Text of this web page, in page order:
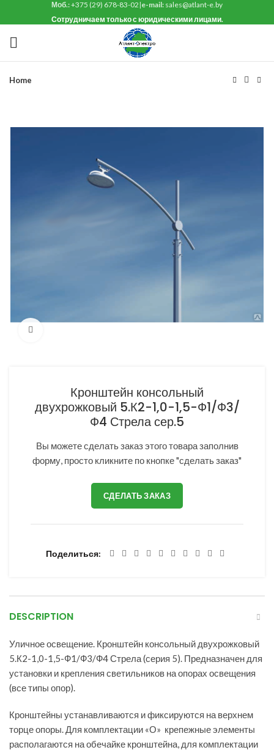
Моб.:+375 (29) 678-83-02 |e-mail: sales@atlant-e.by
Сотрудничаем только с юридическими лицами.
Home
Кронштейн консольный
двухрожковый 5.К2-1,0-1,5-Ф1/Ф3/
Ф4 Стрела сер.5
Вы можете сделать заказ этого товара заполнив
форму, просто кликните по кнопке "сделать заказ"
СДЕЛАТЬ ЗАКАЗ
Поделиться
DESCRIPTION
Уличное освещение. Кронштейн консольный двухрожковый
5.К2-1,0-1,5-Ф1/Ф3/Ф4 Стрела (серия 5). Предназначен для
установки и крепления светильников на опорах освещения
(все типы опор).
Кронштейны устанавливаются и фиксируются на верхнем
торце опоры. Для комплектации «О» крепежные элементы
располагаются на обечайке кронштейна, для комплектации